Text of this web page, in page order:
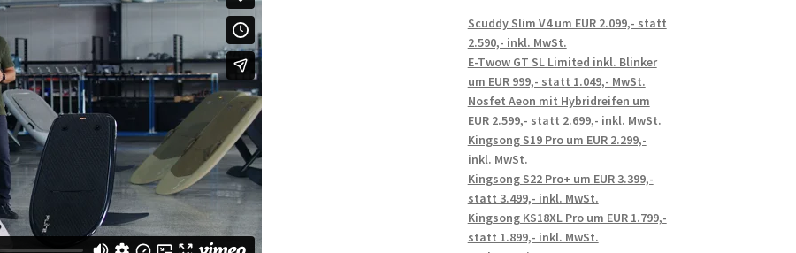
Scuddy Slim V4 um EUR 2.099,- statt
2.590,- inkl. MwSt.
E-Twow GT SL Limited inkl. Blinker
um EUR 999,- statt 1.049,- MwSt.
Nosfet Aeon mit Hybridreifen um
EUR 2.599,- statt 2.699,- inkl. MwSt.
Kingsong S19 Pro um EUR 2.299,-
inkl. MwSt.
Kingsong S22 Pro+ um EUR 3.399,-
statt 3.499,- inkl. MwSt.
Kingsong KS18XL Pro um EUR 1.799,-
statt 1.899,- inkl. MwSt.